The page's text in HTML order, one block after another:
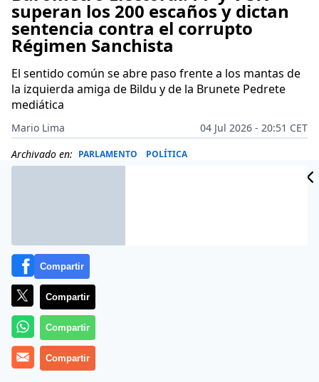
superan los 200 escaños y dictan
sentencia contra el corrupto
Régimen Sanchista
El sentido común se abre paso frente a los mantas de
la izquierda amiga de Bildu y de la Brunete Pedrete
mediática
Mario Lima
04 Jul 2026 - 20:51 CET
Archivado en: PARLAMENTO POLÍTICA
Compartir
Compartir
Compartir
Compartir